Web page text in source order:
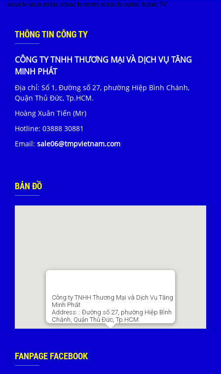
vebo tv vebo xoilac xoilac tv xemtv xoilac tv xoilac Xoilac TV
THÔNG TIN CÔNG TY
CÔNG TY TNHH THƯƠNG MẠI VÀ DỊCH VỤ TĂNG
MINH PHÁT
Địa chỉ: Số 1, Đường số 27, phường Hiệp Bình Chánh,
Quận Thủ Đức, Tp.HCM.
Hoàng Xuân Tiến (Mr)
Hotline: 03888 30881
Email: sale06@tmpvietnam.com
BẢN ĐỒ
Công ty TNHH Thương Mại và Dịch Vụ Tăng
Minh Phát
Address: : Đường số 27, phường Hiệp Bình
Chánh, Quận Thủ Đức, Tp.HCM.
FANPAGE FACEBOOK